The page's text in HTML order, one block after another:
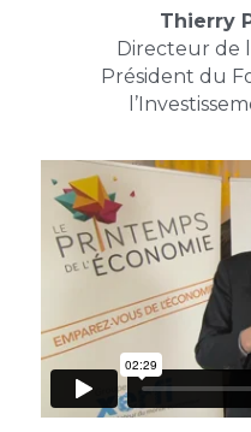
Thierry
Directeur de
Président du